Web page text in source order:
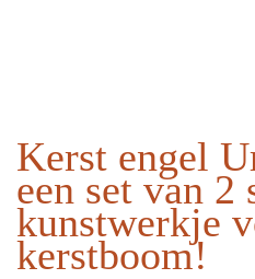
Kerst engel
een set van 2
kunstwerkje
kerstboom!